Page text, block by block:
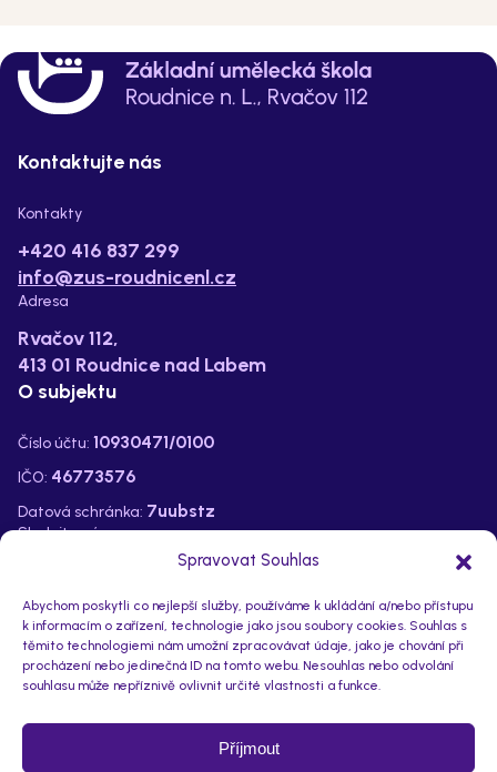
Spravovat Souhlas
Abychom poskytli co nejlepší služby, používáme k ukládání a/nebo přístupu
k informacím o zařízení, technologie jako jsou soubory cookies. Souhlas s
těmito technologiemi nám umožní zpracovávat údaje, jako je chování při
procházení nebo jedinečná ID na tomto webu. Nesouhlas nebo odvolání
souhlasu může nepříznivě ovlivnit určité vlastnosti a funkce.
Příjmout
Sledujte nás na:
Kontaktujte nás
Kontakty
+420 416 837 299
info@zus-roudnicenl.cz
Adresa
Rvačov 112,
413 01 Roudnice nad Labem
O subjektu
Číslo účtu: 10930471/0100
IČO: 46773576
Datová schránka: 7uubstz